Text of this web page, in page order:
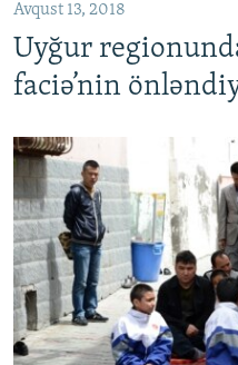
qayıt
Axtarışa
keç
#ƏSLINDƏ
FƏRQƏ BAX
ARAŞDIRMA
MULTIMEDIA
VIDEO
FOTOQALEREYA
İNFOQRAFIKA
KARIKATURA
RADIO ARXIV
OXU ZALI
AZƏRBAYCAN ƏDƏBIYYATI
İSLAM VƏ DEMOKRATIYA
HAQQIMIZDA
MISSIYAMIZ
PEŞƏ ETIKASI VƏ JURNALISTIKA
BIZI IZLƏ
Avqust 13, 2018
Uyğur
faciə’nin